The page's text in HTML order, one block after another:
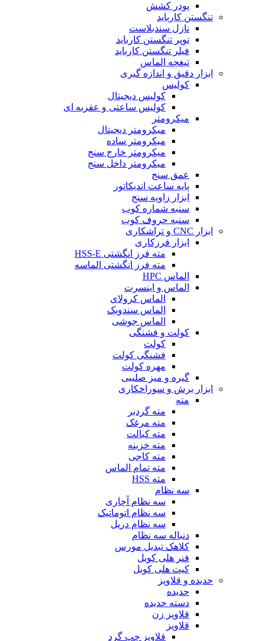
پودر کشش
تنگستن کارباید
نازل سندبلاست
توپر تنگستن کارباید
فیلر تنگستن کارباید
تیغچه الماس
ابزار دقیق و اندازه گیری
کولیس
کولیس دیجیتال
کولیس ساعتی و عقربه ای
میکرومتر
میکرومتر دیجیتال
میکرومتر ساده
میکرومتر خارج سنج
میکرومتر داخل سنج
عمق سنج
پایه ساعت اندیکاتور
ابزار زاویه سنج
سنبه شماره کوب
سنبه حروف کوب
ابزار CNC و تراشکاری
ابزار فرزکاری
مته فرز انگشتی HSS-E
مته فرز انگشتی الماسه
الماس HPC
الماس و اینسرت
الماس کرولای
الماس سندویک
الماس جوشی
کولت و فشنگی
کولت
فشنگی کولت
مهره کولت
گیره و میز صلیبی
ابزار برش و سوراخکاری
مته
مته گردبر
مته مرغک
مته کبالت
مته خزینه
مته کاجی
مته تمام الماس
مته HSS
سه نظام
سه نظام آچاری
سه نظام اتوماتیک
سه نظام دریل
دنباله سه نظام
کلاهک تبدیل مورس
فنر هلی کویل
کیت هلی کویل
حدیده و قلاویز
حدیده
دسته حدیده
قلاویز زن
قلاویز
قلاویز چپ گرد